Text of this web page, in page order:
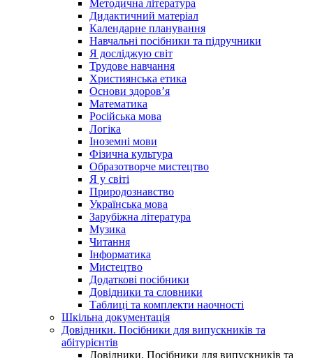
Методична література
Дидактичний матеріал
Календарне планування
Навчальні посібники та підручники
Я досліджую світ
Трудове навчання
Християнська етика
Основи здоров’я
Математика
Російська мова
Логіка
Іноземні мови
Фізична культура
Образотворче мистецтво
Я у світі
Природознавство
Українська мова
Зарубіжна література
Музика
Читання
Інформатика
Мистецтво
Додаткові посібники
Довідники та словники
Таблиці та комплекти наочності
Шкільна документація
Довідники. Посібники для випускників та
абітурієнтів
Довідники. Посібники для випускників та